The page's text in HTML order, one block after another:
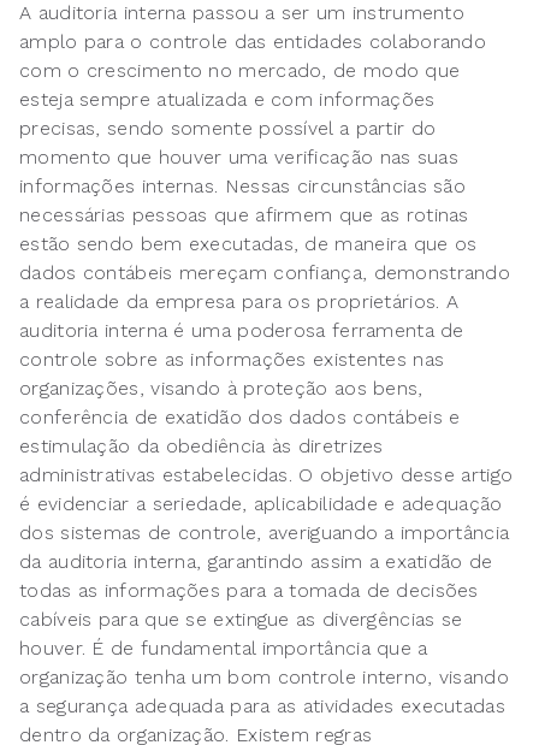
A auditoria interna passou a ser um instrumento
amplo para o controle das entidades colaborando
com o crescimento no mercado, de modo que
esteja sempre atualizada e com informações
precisas, sendo somente possível a partir do
momento que houver uma verificação nas suas
informações internas. Nessas circunstâncias são
necessárias pessoas que afirmem que as rotinas
estão sendo bem executadas, de maneira que os
dados contábeis mereçam confiança, demonstrando
a realidade da empresa para os proprietários. A
auditoria interna é uma poderosa ferramenta de
controle sobre as informações existentes nas
organizações, visando à proteção aos bens,
conferência de exatidão dos dados contábeis e
estimulação da obediência às diretrizes
administrativas estabelecidas. O objetivo desse artigo
é evidenciar a seriedade, aplicabilidade e adequação
dos sistemas de controle, averiguando a importância
da auditoria interna, garantindo assim a exatidão de
todas as informações para a tomada de decisões
cabíveis para que se extingue as divergências se
houver. É de fundamental importância que a
organização tenha um bom controle interno, visando
a segurança adequada para as atividades executadas
dentro da organização. Existem regras